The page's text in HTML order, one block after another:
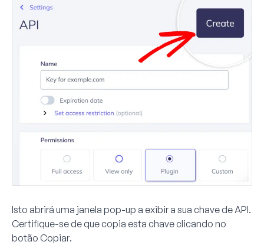
Isto abrirá uma janela pop-up a exibir a sua chave de API.
Certifique-se de que copia esta chave clicando no
botão Copiar.